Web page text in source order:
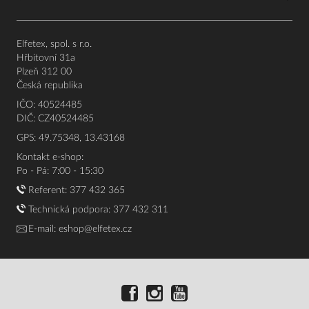
Elfetex, spol. s r.o.
Hřbitovní 31a
Plzeň 312 00
Česká republika
IČO: 40524485
DIČ: CZ40524485
GPS: 49.75348, 13.43168
Kontakt e-shop:
Po - Pá: 7:00 - 15:30
Referent: 377 432 365
Technická podpora: 377 432 311
E-mail: eshop@elfetex.cz